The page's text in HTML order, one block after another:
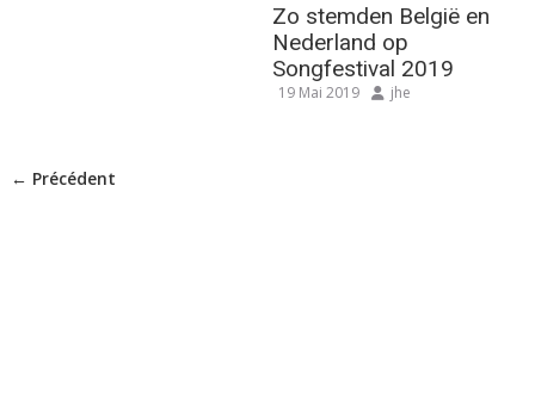
Zo stemden België en
Nederland op
Songfestival 2019
19 Mai 2019 jhe
← Précédent